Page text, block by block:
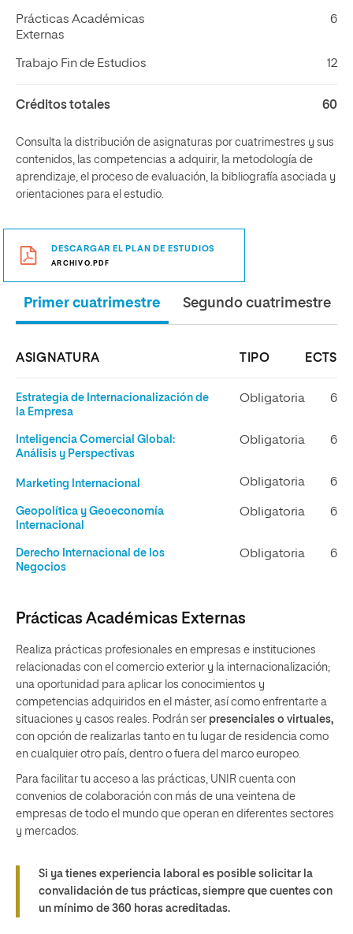
Prácticas Académicas
Externas
6
Trabajo Fin de Estudios 12
Créditos totales 60
Consulta la distribución de asignaturas por cuatrimestres y sus
contenidos, las competencias a adquirir, la metodología de
aprendizaje, el proceso de evaluación, la bibliografía asociada y
orientaciones para el estudio.
DESCARGAR EL PLAN DE ESTUDIOS
ARCHIVO.PDF
Primer cuatrimestre Segundo cuatrimestre
ASIGNATURA TIPO ECTS
Estrategia de Internacionalización de
la Empresa
Obligatoria 6
Inteligencia Comercial Global:
Análisis y Perspectivas
Obligatoria 6
Marketing Internacional Obligatoria 6
Geopolítica y Geoeconomía
Internacional
Obligatoria 6
Derecho Internacional de los
Negocios
Obligatoria 6
Prácticas Académicas Externas
Realiza prácticas profesionales en empresas e instituciones
relacionadas con el comercio exterior y la internacionalización;
una oportunidad para aplicar los conocimientos y
competencias adquiridos en el máster, así como enfrentarte a
situaciones y casos reales. Podrán ser presenciales o virtuales,
con opción de realizarlas tanto en tu lugar de residencia como
en cualquier otro país, dentro o fuera del marco europeo.
Para facilitar tu acceso a las prácticas, UNIR cuenta con
convenios de colaboración con más de una veintena de
empresas de todo el mundo que operan en diferentes sectores
y mercados.
Si ya tienes experiencia laboral es posible solicitar la
convalidación de tus prácticas, siempre que cuentes con
un mínimo de 360 horas acreditadas.